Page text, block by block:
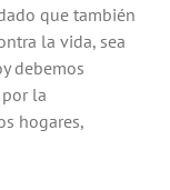
que también
la vida, sea
debemos
la
hogares,